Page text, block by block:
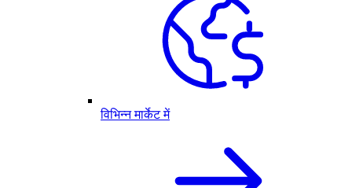
विभिन्न मार्केट में